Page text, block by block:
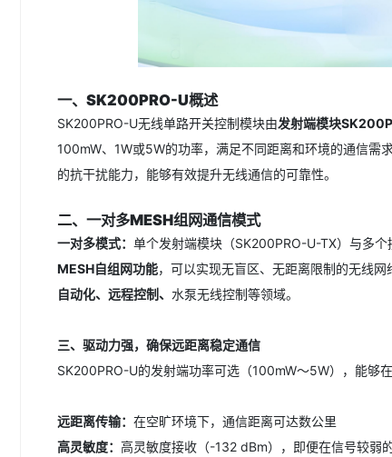
一、SK200PRO-U概述
SK200PRO-U无线单路开关控制模块由发射端模块
100mW、1W或5W的功率，满足不同距离和环境的通信需
的抗干扰能力，能够有效提升无线通信的可靠性。
二、 一对多MESH组网通信模式
一对多模式： 单个发射端模块（SK200PRO-U-TX）与多
MESH自组网功能，可以实现无盲区、无距离限制的无线
自动化、远程控制、 水泵无线控制等领域。
三、驱动力强，确保远距离稳定通信
SK200PRO-U的发射端功率可选（100mW～5W），能够
远距离传输： 在空旷环境下，通信距离可达数公里
高灵敏度： 高灵敏度接收（-132 dBm），即便在信号较弱